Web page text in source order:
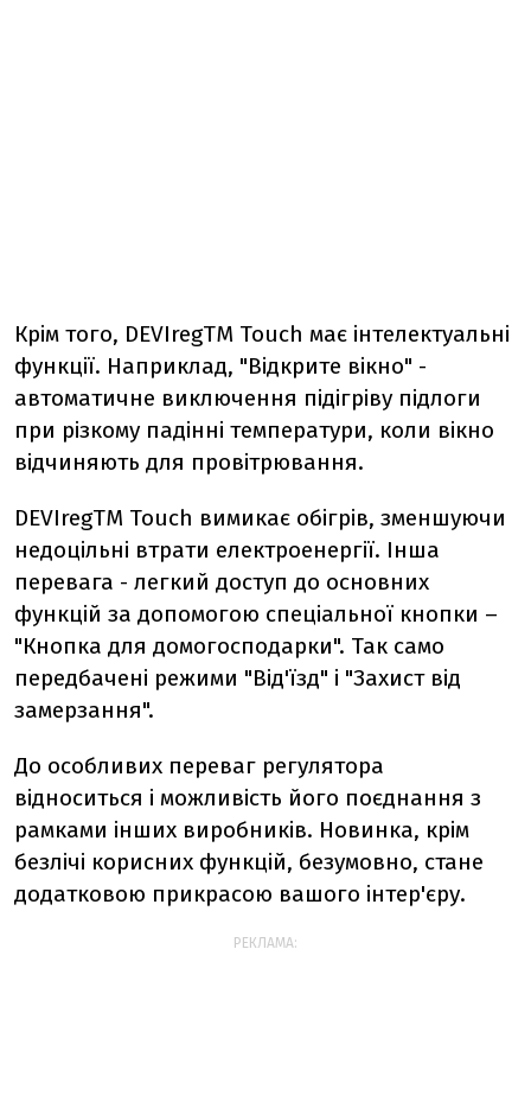
Крім того, DEVIregTM Touch має інтелектуальні
функції. Наприклад, "Відкрите вікно" -
автоматичне виключення підігріву підлоги
при різкому падінні температури, коли вікно
відчиняють для провітрювання.
DEVIregTM Touch вимикає обігрів, зменшуючи
недоцільні втрати електроенергії. Інша
перевага - легкий доступ до основних
функцій за допомогою спеціальної кнопки –
"Кнопка для домогосподарки". Так само
передбачені режими "Від'їзд" і "Захист від
замерзання".
До особливих переваг регулятора
відноситься і можливість його поєднання з
рамками інших виробників. Новинка, крім
безлічі корисних функцій, безумовно, стане
додатковою прикрасою вашого інтер'єру.
РЕКЛАМА: